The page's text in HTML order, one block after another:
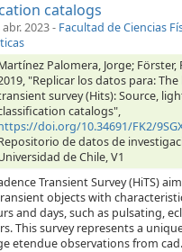
catalogs
abr. 2023- Facultad de Ciencias
Palomera, Jorge; Förster,
"Replicar los datos para:
survey (Hits): Source,
catalogs",
doi.org/10.34691/FK2/
de datos de
de Chile, V1
Transient Survey (HiTS)
objects with
and days, such as pulsating,
This survey represents a
etendue observations from